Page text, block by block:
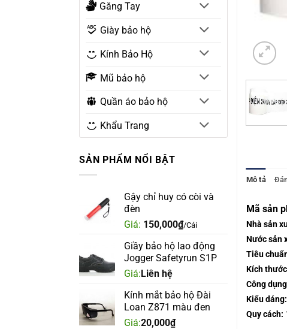
Găng Tay
Giày bảo hộ
Kính Bảo Hộ
Mũ bảo hộ
Quần áo bảo hộ
Khẩu Trang
SẢN PHẨM NỔI BẬT
Gậy chỉ huy có còi và
đèn
Giá: 150,000₫/Cái
Giầy bảo hộ lao động
Jogger Safetyrun S1P
Giá:Liên hệ
Kính mắt bảo hộ Đài
Loan Z871 màu đen
Giá:20,000₫
Mô tả
Mã sản
Nhà sản
Nước sản
Tiêu
Kích
Công
Kiểu dáng:
Quy cách: